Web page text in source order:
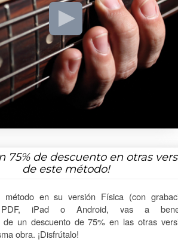
75%de descuento en otras
de este método!
en su versión Física (con
PDF, iPad o Android, vas a
de un descuento de 75% en las otras
obra. ¡Disfrútalo!